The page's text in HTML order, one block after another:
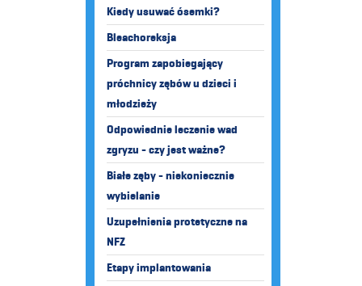
Kiedy usuwać ósemki?
Bleachoreksja
Program zapobiegający
próchnicy zębów u dzieci i
młodzieży
Odpowiednie leczenie wad
zgryzu - czy jest ważne?
Białe zęby - niekoniecznie
wybielanie
Uzupełnienia protetyczne na
NFZ
Etapy implantowania